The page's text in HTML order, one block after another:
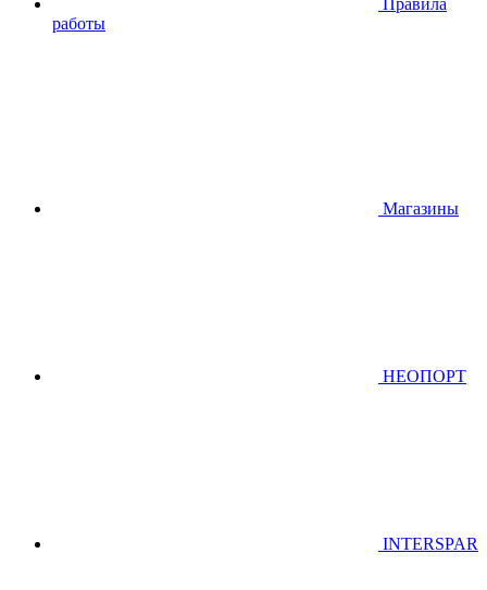
работы
Магазины
НЕОПОРТ
INTERSPAR